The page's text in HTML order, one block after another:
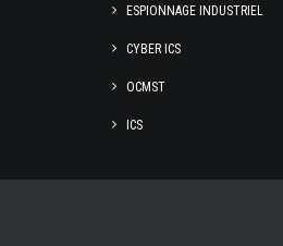
ESPIONNAGE INDUSTRIEL
CYBER ICS
OCMST
ICS